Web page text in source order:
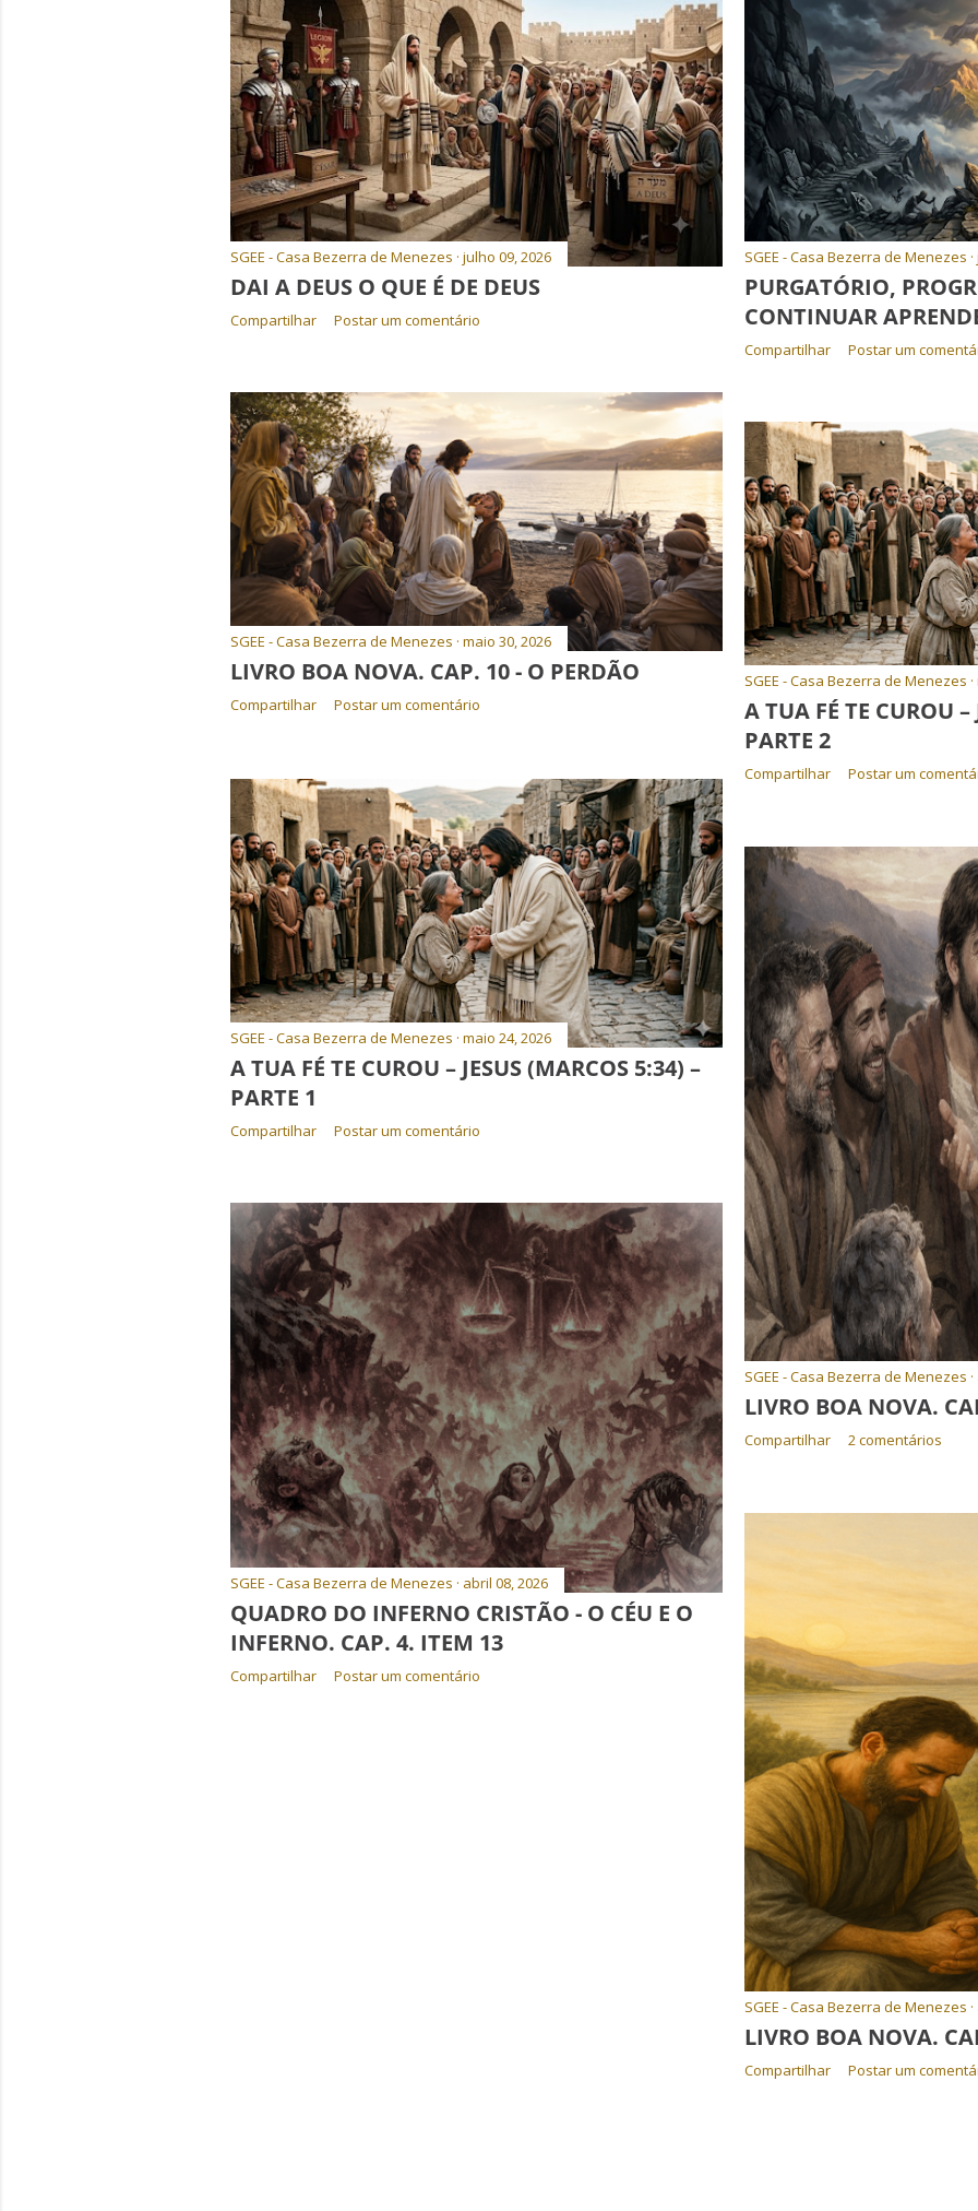
SGEE - Casa Bezerra de Menezes julho 09, 2026
DAI A DEUS O QUE É DE DEUS
Compartilhar Postar um comentário
SGEE - Casa Bezerra de Menezes
PURGATÓRIO,
CONTINUAR
Compartilhar Postar um
SGEE - Casa Bezerra de Menezes maio 30, 2026
LIVRO BOA NOVA. CAP. 10 - O PERDÃO
Compartilhar Postar um comentário
SGEE - Casa Bezerra de Menezes
A TUA FÉ TE CUROU
PARTE 2
Compartilhar Postar um
SGEE - Casa Bezerra de Menezes maio 24, 2026
A TUA FÉ TE CUROU – JESUS (MARCOS 5:34) –
PARTE 1
Compartilhar Postar um comentário
SGEE - Casa Bezerra de Menezes
LIVRO BOA NOVA.
Compartilhar 2 comentários
SGEE - Casa Bezerra de Menezes abril 08, 2026
QUADRO DO INFERNO CRISTÃO - O CÉU E O
INFERNO. CAP. 4. ITEM 13
Compartilhar Postar um comentário
SGEE - Casa Bezerra de Menezes
LIVRO BOA NOVA.
Compartilhar Postar um